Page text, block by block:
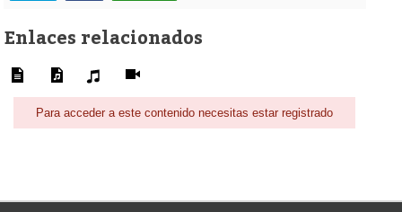
Enlaces relacionados
Para acceder a este contenido necesitas estar registrado